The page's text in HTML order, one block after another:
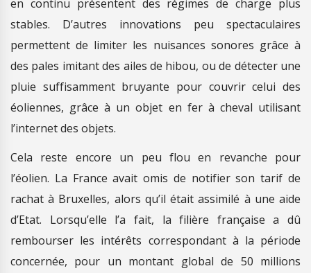
en continu présentent des régimes de charge plus
stables. D’autres innovations peu spectaculaires
permettent de limiter les nuisances sonores grâce à
des pales imitant des ailes de hibou, ou de détecter une
pluie suffisamment bruyante pour couvrir celui des
éoliennes, grâce à un objet en fer à cheval utilisant
l’internet des objets.
Cela reste encore un peu flou en revanche pour
l’éolien. La France avait omis de notifier son tarif de
rachat à Bruxelles, alors qu’il était assimilé à une aide
d’Etat. Lorsqu’elle l’a fait, la filière française a dû
rembourser les intérêts correspondant à la période
concernée, pour un montant global de 50 millions